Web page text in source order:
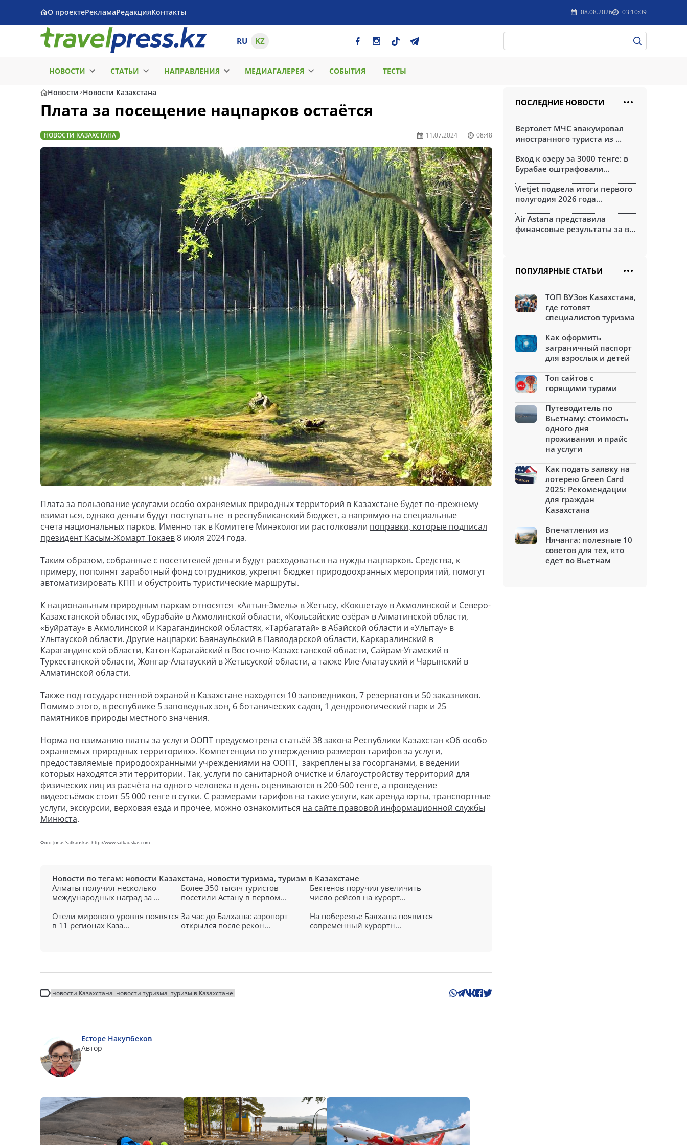
О проектеРекламаРедакцияКонтакты 08.08.2026 03:10:09
RU KZ
НОВОСТИ СТАТЬИ НАПРАВЛЕНИЯ МЕДИАГАЛЕРЕЯ СОБЫТИЯ ТЕСТЫ
Новости Новости Казахстана
Плата за посещение нацпарков остаётся
НОВОСТИ КАЗАХСТАНА 11.07.2024 08:48
Плата за пользование услугами особо охраняемых природных территорий в Казахстане будет по-прежнему
взиматься, однако деньги будут поступать не в республиканский бюджет, а напрямую на специальные
счета национальных парков. Именно так в Комитете Минэкологии растолковали поправки, которые подписал
президент Касым-Жомарт Токаев8 июля 2024 года.
Таким образом, собранные с посетителей деньги будут расходоваться на нужды нацпарков. Средства, к
примеру, пополнят заработный фонд сотрудников, укрепят бюджет природоохранных мероприятий, помогут
автоматизировать КПП и обустроить туристические маршруты.
К национальным природным паркам относятся «Алтын-Эмель» в Жетысу, «Кокшетау» в Акмолинской и Северо-
Казахстанской областях, «Бурабай» в Акмолинской области, «Кольсайские озёра» в Алматинской области,
«Буйратау» в Акмолинской и Карагандинской областях, «Тарбагатай» в Абайской области и «Улытау» в
Улытауской области. Другие нацпарки: Баянаульский в Павлодарской области, Каркаралинский в
Карагандинской области, Катон-Карагайский в Восточно-Казахстанской области, Сайрам-Угамский в
Туркестанской области, Жонгар-Алатауский в Жетысуской области, а также Иле-Алатауский и Чарынский в
Алматинской области.
Также под государственной охраной в Казахстане находятся 10 заповедников, 7 резерватов и 50 заказников.
Помимо этого, в республике 5 заповедных зон, 6 ботанических садов, 1 дендрологический парк и 25
памятников природы местного значения.
Норма по взиманию платы за услуги ООПТ предусмотрена статьёй 38 закона Республики Казахстан «Об особо
охраняемых природных территориях». Компетенции по утверждению размеров тарифов за услуги,
предоставляемые природоохранными учреждениями на ООПТ, закреплены за госорганами, в ведении
которых находятся эти территории. Так, услуги по санитарной очистке и благоустройству территорий для
физических лиц из расчёта на одного человека в день оцениваются в 200-500 тенге, а проведение
видеосъёмок стоит 55 000 тенге в сутки. С размерами тарифов на такие услуги, как аренда юрты, транспортные
услуги, экскурсии, верховая езда и прочее, можно ознакомиться на сайте правовой информационной службы
Минюста.
Фото: Jonas Satkauskas. http://www.satkauskas.com
Новости по тегам: новости Казахстана, новости туризма, туризм в Казахстане
Алматы получил несколько
международных наград за ...
Более 350 тысяч туристов
посетили Астану в первом...
Бектенов поручил увеличить
число рейсов на курорт...
Отели мирового уровня появятся
в 11 регионах Каза...
За час до Балхаша: аэропорт
открылся после рекон...
На побережье Балхаша появится
современный курортн...
новости Казахстана новости туризма туризм в Казахстане
Есторе Накупбеков
Автор
ПОСЛЕДНИЕ НОВОСТИ
Вертолет МЧС эвакуировал
иностранного туриста из ...
Вход к озеру за 3000 тенге: в
Бурабае оштрафовали...
Vietjet подвела итоги первого
полугодия 2026 года...
Air Astana представила
финансовые результаты за в...
ПОПУЛЯРНЫЕ СТАТЬИ
ТОП ВУЗов Казахстана,
где готовят
специалистов туризма
Как оформить
заграничный паспорт
для взрослых и детей
Топ сайтов с
горящими турами
Путеводитель по
Вьетнаму: стоимость
одного дня
проживания и прайс
на услуги
Как подать заявку на
лотерею Green Card
2025: Рекомендации
для граждан
Казахстана
Впечатления из
Нячанга: полезные 10
советов для тех, кто
едет во Вьетнам